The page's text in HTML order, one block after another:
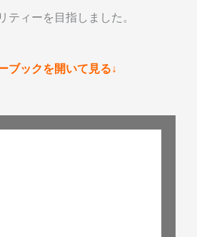
ティーを目指しました。
ブックを開いて見る↓